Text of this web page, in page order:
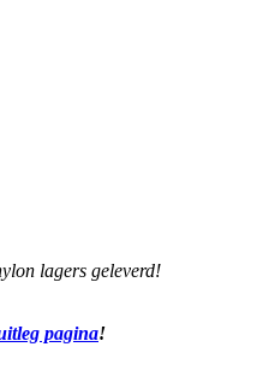
lagers geleverd!
pagina!